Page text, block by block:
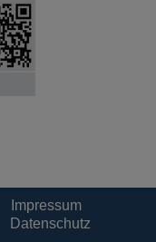
Impressum
Datenschutz